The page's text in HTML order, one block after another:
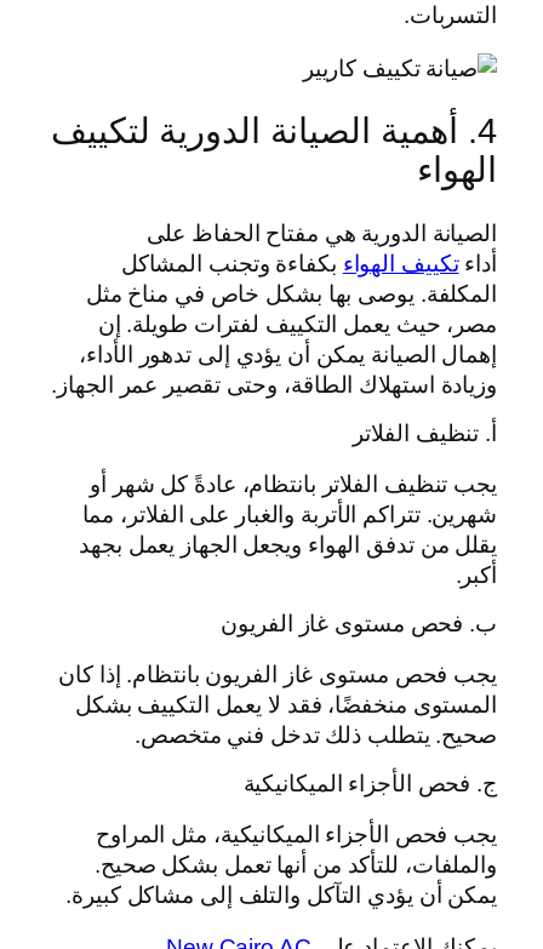
التسربات.
4. أهمية الصيانة الدورية لتكييف
الهواء
الصيانة الدورية هي مفتاح الحفاظ على
أداءتكييف الهواء بكفاءة وتجنب المشاكل
المكلفة. يوصى بها بشكل خاص في مناخ مثل
مصر، حيث يعمل التكييف لفترات طويلة. إن
إهمال الصيانة يمكن أن يؤدي إلى تدهور الأداء،
وزيادة استهلاك الطاقة، وحتى تقصير عمر الجهاز.
أ. تنظيف الفلاتر
يجب تنظيف الفلاتر بانتظام، عادةً كل شهر أو
شهرين. تتراكم الأتربة والغبار على الفلاتر، مما
يقلل من تدفق الهواء ويجعل الجهاز يعمل بجهد
أكبر.
ب. فحص مستوى غاز الفريون
يجب فحص مستوى غاز الفريون بانتظام. إذا كان
المستوى منخفضًا، فقد لا يعمل التكييف بشكل
صحيح. يتطلب ذلك تدخل فني متخصص.
ج. فحص الأجزاء الميكانيكية
يجب فحص الأجزاء الميكانيكية، مثل المراوح
والملفات، للتأكد من أنها تعمل بشكل صحيح.
يمكن أن يؤدي التآكل والتلف إلى مشاكل كبيرة.